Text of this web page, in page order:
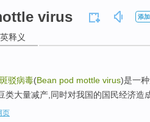
virus 添
释义
驳病毒(Bean pod mottle virus)是一
类大量减产,同时对我国的国民经济造
页